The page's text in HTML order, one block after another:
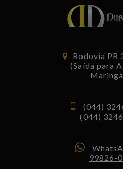
Rodovia PR
(Saída para
(044)
(044)
99826-